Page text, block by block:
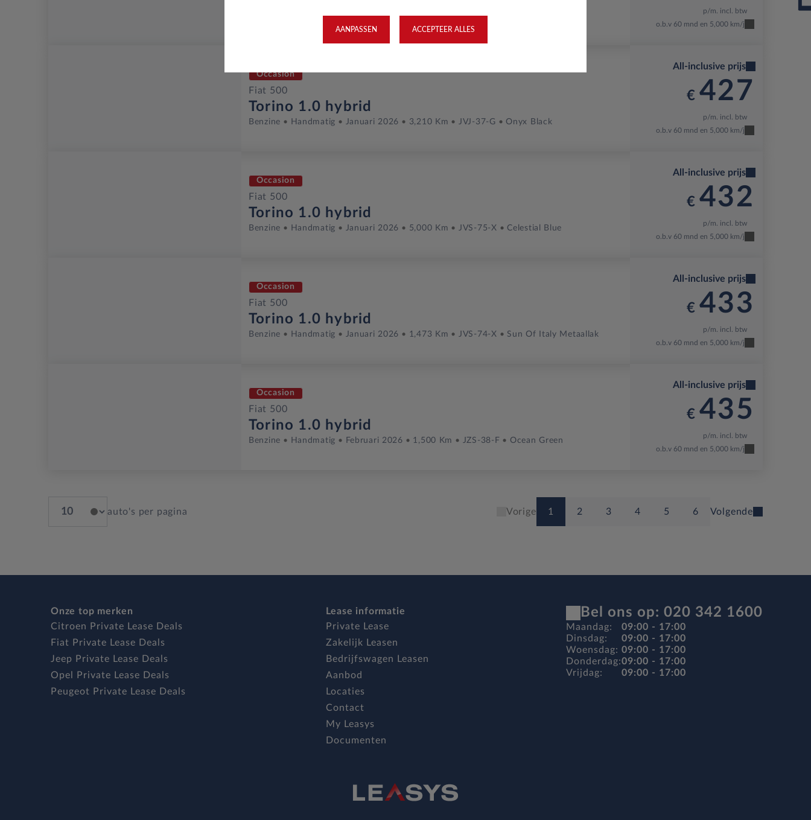
Handmatig April 2026 6 Km KGX-36-S Passione Red
p/m. incl. btw
o.b.v 60 mnd en 5,000 km/j
Occasion
Fiat 500
Torino 1.0 hybrid
Benzine Handmatig Januari 2026 3,210 Km JVJ-37-G Onyx Black
All-inclusive prijs
€ 427
p/m. incl. btw
o.b.v 60 mnd en 5,000 km/j
Occasion
Fiat 500
Torino 1.0 hybrid
Benzine Handmatig Januari 2026 5,000 Km JVS-75-X Celestial Blue
All-inclusive prijs
€ 432
p/m. incl. btw
o.b.v 60 mnd en 5,000 km/j
Occasion
Fiat 500
Torino 1.0 hybrid
Benzine Handmatig Januari 2026 1,473 Km JVS-74-X Sun Of Italy Metaallak
All-inclusive prijs
€ 433
p/m. incl. btw
o.b.v 60 mnd en 5,000 km/j
Occasion
Fiat 500
Torino 1.0 hybrid
Benzine Handmatig Februari 2026 1,500 Km JZS-38-F Ocean Green
All-inclusive prijs
€ 435
p/m. incl. btw
o.b.v 60 mnd en 5,000 km/j
auto's per pagina Vorige 1 2 3 4 5 6 Volgende
Onze top merken
Citroen Private Lease Deals
Fiat Private Lease Deals
Jeep Private Lease Deals
Opel Private Lease Deals
Peugeot Private Lease Deals
Lease informatie
Private Lease
Zakelijk Leasen
Bedrijfswagen Leasen
Aanbod
Locaties
Contact
My Leasys
Documenten
Bel ons op: 020 342 1600
Maandag:
Dinsdag:
Woensdag:
Donderdag:
Vrijdag:
09:00 - 17:00
09:00 - 17:00
09:00 - 17:00
09:00 - 17:00
09:00 - 17:00
AANPASSEN ACCEPTEER ALLES